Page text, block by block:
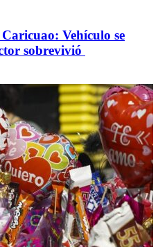
Vehículo se
sobrevivió